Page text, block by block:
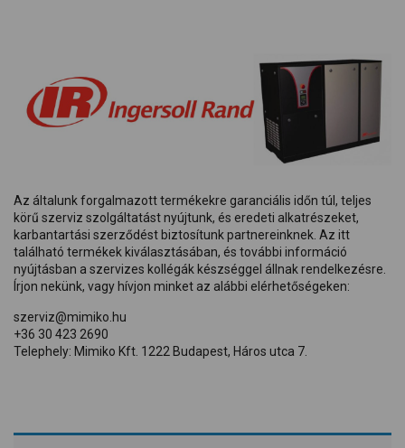
Az általunk forgalmazott termékekre garanciális időn túl, teljes
körű szerviz szolgáltatást nyújtunk, és eredeti alkatrészeket,
karbantartási szerződést biztosítunk partnereinknek. Az itt
található termékek kiválasztásában, és további információ
nyújtásban a szervizes kollégák készséggel állnak rendelkezésre.
Írjon nekünk, vagy hívjon minket az alábbi elérhetőségeken:
szerviz@mimiko.hu
+36 30 423 2690
Telephely: Mimiko Kft. 1222 Budapest, Háros utca 7.